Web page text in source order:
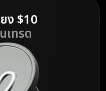
ง $10
เทรด